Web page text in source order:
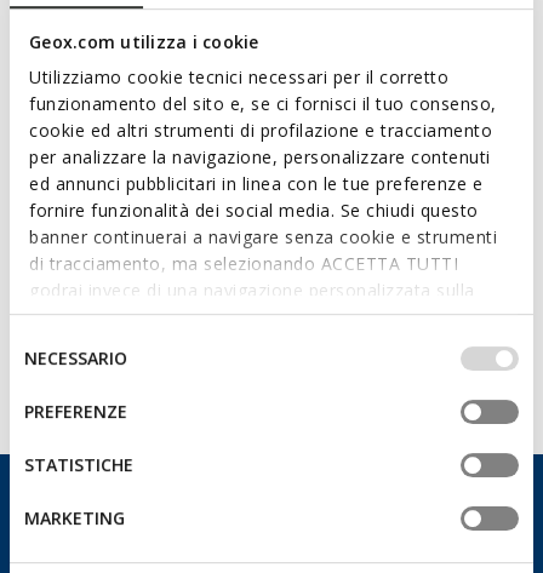
Geox.com utilizza i cookie
Utilizziamo cookie tecnici necessari per il corretto
funzionamento del sito e, se ci fornisci il tuo consenso,
cookie ed altri strumenti di profilazione e tracciamento
per analizzare la navigazione, personalizzare contenuti
ed annunci pubblicitari in linea con le tue preferenze e
fornire funzionalità dei social media. Se chiudi questo
banner continuerai a navigare senza cookie e strumenti
di tracciamento, ma selezionando ACCETTA TUTTI
godrai invece di una navigazione personalizzata sulla
base dei tuoi gusti ed interessi. Selezionando
IMPOSTAZIONI potrai anche scegliere quali cookies ed
altri strumenti di tracciamento autorizzare. Per maggiori
informazioni o per modificare in qualsiasi momento le
tue impostazioni, visita la nostra
consenso
NECESSARIO
PREFERENZE
STATISTICHE
MARKETING
Welche Versandmethoden gibt es und wie sind
die Lieferzeiten?
Ist der Versand in ein anderes Land als das, in
dem ich den Kauf getätigt habe, möglich?
Kann ich die Sendung an eine andere Adresse
als die Rechnungsadresse zustellen lassen?
Alle Artikel anzeigen (13)
Sie haben nicht gefunden, wonach
Sie suchen?